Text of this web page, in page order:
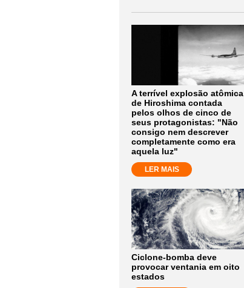
A terrível explosão atômica
de Hiroshima contada
pelos olhos de cinco de
seus protagonistas: "Não
consigo nem descrever
completamente como era
aquela luz"
LER MAIS
Ciclone-bomba deve
provocar ventania em oito
estados